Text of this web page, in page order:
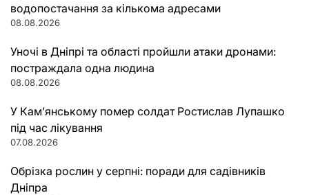
водопостачання за кількома адресами
08.08.2026
Уночі в Дніпрі та області пройшли атаки дронами:
постраждала одна людина
08.08.2026
У Кам’янському помер солдат Ростислав Лупашко
під час лікування
07.08.2026
Обрізка рослин у серпні: поради для садівників
Дніпра